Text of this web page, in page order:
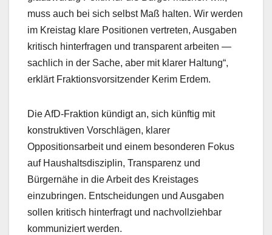
muss auch bei sich selbst Maß halten. Wir werden
im Kreistag klare Positionen vertreten, Ausgaben
kritisch hinterfragen und transparent arbeiten —
sachlich in der Sache, aber mit klarer Haltung“,
erklärt Fraktionsvorsitzender Kerim Erdem.
Die AfD-Fraktion kündigt an, sich künftig mit
konstruktiven Vorschlägen, klarer
Oppositionsarbeit und einem besonderen Fokus
auf Haushaltsdisziplin, Transparenz und
Bürgernähe in die Arbeit des Kreistages
einzubringen. Entscheidungen und Ausgaben
sollen kritisch hinterfragt und nachvollziehbar
kommuniziert werden.